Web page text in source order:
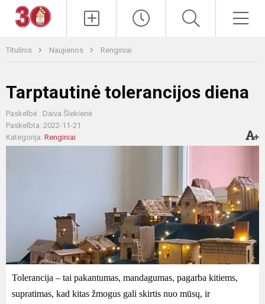
Titulinis Naujienos Renginiai
Tarptautinė tolerancijos diena
Paskelbė : Daiva Šlekienė
Paskelbta: 2022-11-21
Kategorija: Renginiai
Tolerancija – tai pakantumas, mandagumas, pagarba kitiems,
supratimas, kad kitas žmogus gali skirtis nuo mūsų, ir